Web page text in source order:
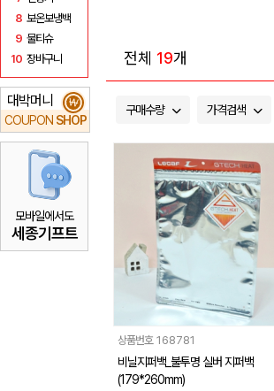
8 보온보냉백
9 물티슈
10 장바구니
대박머니
COUPON SHOP
₩
모바일에서도
세종기프트
전체 19개
구매수량 가격검색
상품번호 168781
비닐지퍼백_불투명 실버 지퍼백
(179*260mm)